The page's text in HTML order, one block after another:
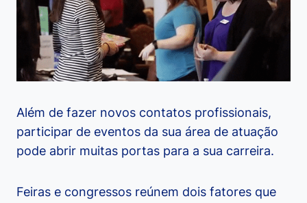
Além de fazer novos contatos profissionais,
participar de eventos da sua área de atuação
pode abrir muitas portas para a sua carreira.
Feiras e congressos reúnem dois fatores que